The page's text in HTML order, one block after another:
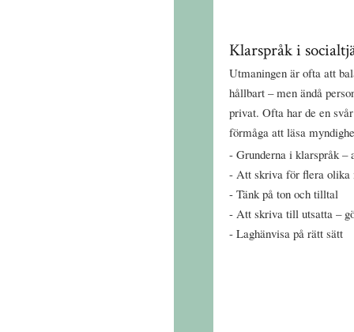
Klarspråk i
Utmaningen är ofta att
hållbart – men ändå
privat. Ofta har de en
förmåga att läsa
Grunderna i klarspråk –
Att skriva för flera olika
Tänk på ton och tilltal
Att skriva till utsatta –
Laghänvisa på rätt sätt